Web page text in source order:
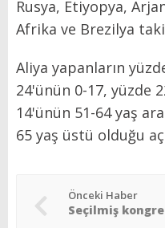
Rusya, Etiyopya,
Afrika ve Brezilya
Aliya yapanların
24'ünün 0-17, yüzde
14'ünün 51-64 yaş
65 yaş üstü olduğu
Önceki Haber